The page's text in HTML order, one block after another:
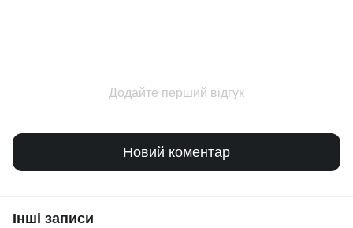
Додайте перший відгук
Новий коментар
Інші записи